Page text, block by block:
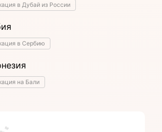
в Дубай из России
в Сербию
на Бали